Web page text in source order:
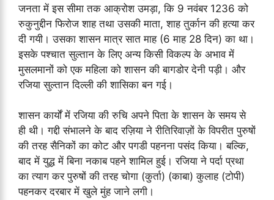
जनता में इस सीमा तक आक्रोश उमड़ा, कि 9 नवंबर 1236 को
रुकुनुद्दीन फिरोज शाह तथा उसकी माता, शाह तुर्कान की हत्या कर
दी गयी। उसका शासन मात्र सात माह (6 माह 28 दिन) का था।
इसके पश्चात सुल्तान के लिए अन्य किसी विकल्प के अभाव में
मुसलमानों को एक महिला को शासन की बागडोर देनी पड़ी। और
रजिया सुल्तान दिल्ली की शासिका बन गई।
शासन कार्यों में रजिया की रुचि अपने पिता के शासन के समय से
ही थी। गद्दी संभालने के बाद रज़िया ने रीतिरिवाज़ों के विपरीत पुरुषों
की तरह सैनिकों का कोट और पगडी पहनना पसंद किया। बल्कि,
बाद में युद्ध में बिना नकाब पहने शामिल हुई। रजिया ने पर्दा प्रथा
का त्याग कर पुरुषों की तरह चोगा (कुर्ता) (काबा) कुलाह (टोपी)
पहनकर दरबार में खुले मुंह जाने लगी।